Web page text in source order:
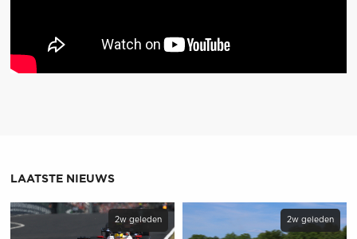
LAATSTE NIEUWS
2w geleden 2w geleden